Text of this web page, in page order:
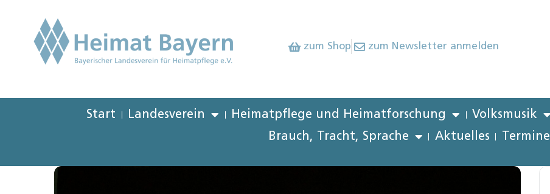
zum Shop zum Newsletter anmelden
Start Landesverein Heimatpflege und Heimatforschung Volksmusik
Brauch, Tracht, Sprache
Aktuelles Termine